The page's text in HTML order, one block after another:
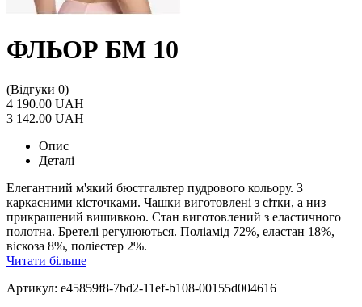
ФЛЬОР БМ 10
(Відгуки 0)
4 190.00 UAH
3 142.00 UAH
Опис
Деталі
Елегантний м'який бюстгальтер пудрового кольору. З
каркасними кісточками. Чашки виготовлені з сітки, а низ
прикрашений вишивкою. Стан виготовлений з еластичного
полотна. Бретелі регулюються. Поліамід 72%, еластан 18%,
віскоза 8%, поліестер 2%.
Читати більше
Артикул: e45859f8-7bd2-11ef-b108-00155d004616